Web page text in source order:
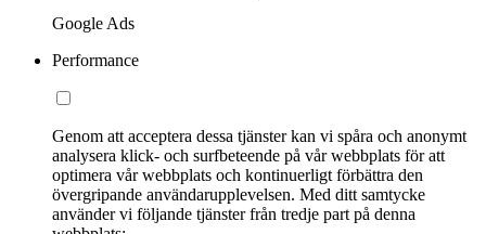
Google Ads
Performance
Genom att acceptera dessa tjänster kan vi spåra och anonymt
analysera klick- och surfbeteende på vår webbplats för att
optimera vår webbplats och kontinuerligt förbättra den
övergripande användarupplevelsen. Med ditt samtycke
använder vi följande tjänster från tredje part på denna